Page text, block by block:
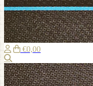
€0,00